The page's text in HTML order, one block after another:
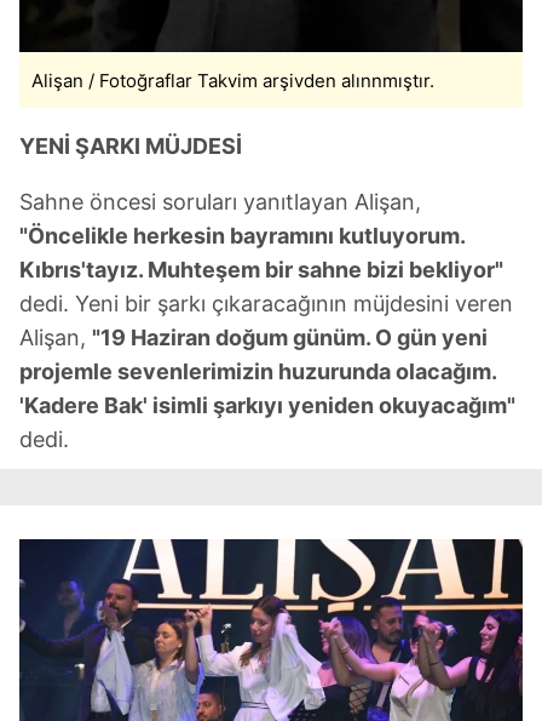
Alişan / Fotoğraflar Takvim arşivden alınnmıştır.
YENİ ŞARKI MÜJDESİ
Sahne öncesi soruları yanıtlayan Alişan,
"Öncelikle herkesin bayramını kutluyorum.
Kıbrıs'tayız. Muhteşem bir sahne bizi bekliyor"
dedi. Yeni bir şarkı çıkaracağının müjdesini veren
Alişan, "19 Haziran doğum günüm. O gün yeni
projemle sevenlerimizin huzurunda olacağım.
'Kadere Bak' isimli şarkıyı yeniden okuyacağım"
dedi.